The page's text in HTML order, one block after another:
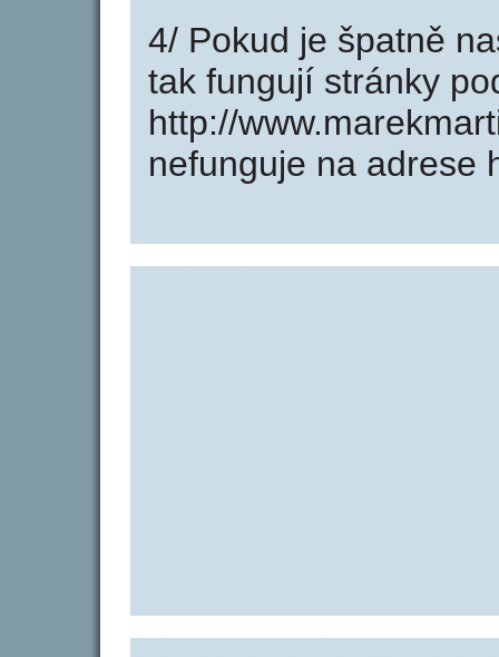
4/ Pokud je špatně
tak fungují stránky
http://
nefunguje na adrese